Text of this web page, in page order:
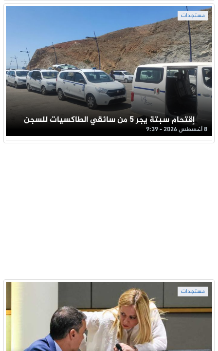
مستجدات
إقتحام سبتة يجر 5 من سائقي الطاكسيات للسجن
8 أغسطس 2026 - 9:39
مستجدات